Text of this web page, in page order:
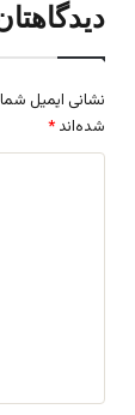
نشانی ایمیل
شده‌اند *